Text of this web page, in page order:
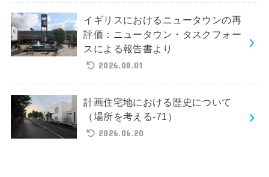
イギリスにおけるニュータウンの再
評価：ニュータウン・タスクフォー
スによる報告書より
2026.08.01
計画住宅地における歴史について
（場所を考える-71）
2026.06.20